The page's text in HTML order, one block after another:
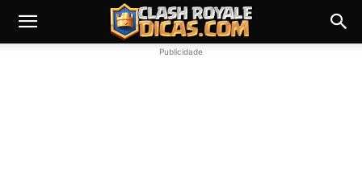
Publicidade